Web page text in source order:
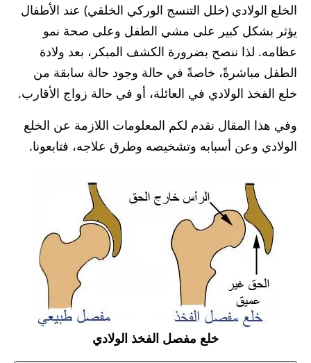
الخلع الولادي (خلل التنسج الوركي الخلقي) عند الأطفال
يؤثر بشكل كبير على مشي الطفل وعلى صحة نمو
عظامه. لذا ننصح بضرورة الكشف المبكر، بعد ولادة
الطفل مباشرةً، خاصةً في حالة وجود حالة سابقة من
خلع الفخذ الولادي في العائلة، أو في حالة زواج الأقارب.
وفي هذا المقال نقدم لكم المعلومات اللازمة عن الخلع
الولادي وعن أسبابه وتشخيصه وطرق علاجه، فتابعونا.
خلع مفصل الفخذ الولادي